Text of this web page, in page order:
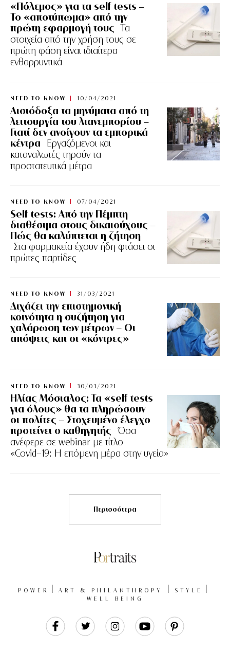
«Πόλεμος» για τα self tests –
Το «αποτύπωμα» από την
πρώτη εφαρμογή τους
Τα
στοιχεία από την χρήση τους σε
πρώτη φάση είναι ιδιαίτερα
ενθαρρυντικά
NEED TO KNOW 10/04/2021
Αισιόδοξα τα μηνύματα από τη
λειτουργία του λιανεμπορίου –
Γιατί δεν ανοίγουν τα εμπορικά
κέντρα
Εργαζόμενοι και
καταναλωτές τηρούν τα
προστατευτικά μέτρα
NEED TO KNOW 07/04/2021
Self tests: Από την Πέμπτη
διαθέσιμα στους δικαιούχους –
Πώς θα καλύπτεται η ζήτηση
Στα φαρμακεία έχουν ήδη φτάσει οι
πρώτες παρτίδες
NEED TO KNOW 31/03/2021
Διχάζει την επιστημονική
κοινότητα η συζήτηση για
χαλάρωση των μέτρων – Οι
απόψεις και οι «κόντρες»
NEED TO KNOW 30/03/2021
Hλίας Μόσιαλος: Τα «self tests
για όλους» θα τα πληρώσουν
οι πολίτες – Στοχευμένο έλεγχο
προτείνει ο καθηγητής
Όσα
ανέφερε σε webinar με τίτλο
«Covid-19: Η επόμενη μέρα στην υγεία»
Περισσότερα
POWER ART & PHILANTHROPY
STYLE
WELL BEING